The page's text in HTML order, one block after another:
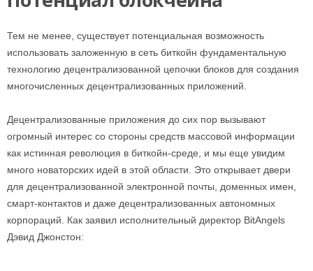
Тем не менее, существует потенциальная возможность
использовать заложенную в сеть биткойн фундаментальную
технологию децентрализованной цепочки блоков для создания
многочисленных децентрализованных приложений.
Децентрализованные приложения до сих пор вызывают
огромный интерес со стороны средств массовой информации
как истинная революция в биткойн-среде, и мы еще увидим
много новаторских идей в этой области. Это открывает двери
для децентрализованной электронной почты, доменных имен,
смарт-контактов и даже децентрализованных автономных
корпораций. Как заявил исполнительный директор BitAngels
Дэвид Джонстон: